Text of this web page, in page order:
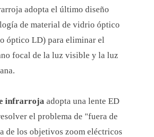
adopta el último diseño
de material de vidrio óptico
óptico LD) para eliminar el
focal de la luz visible y la luz
infrarroja adopta una lente ED
el problema de "fuera de
de los objetivos zoom eléctricos